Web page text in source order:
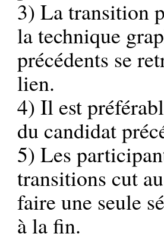
3) La transition
la technique
précédents se
lien.
4) Il est
du candidat
5) Les
transitions cut
faire une seule
à la fin.